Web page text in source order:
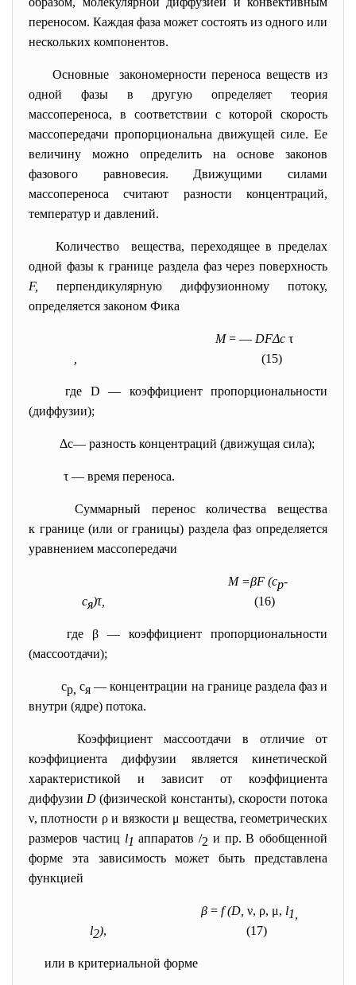
переносом. Каждая фаза может состоять из одного или
нескольких компонентов.
Основные закономерности переноса веществ из
одной фазы в другую определяет теория
массопереноса, в соответствии с которой скорость
массопередачи пропорциональна движущей силе. Ее
величину можно определить на основе законов
фазового равновесия. Движущими силами
массопереноса считают разности концентраций,
температур и давлений.
Количество вещества, переходящее в пределах
одной фазы к границе раздела фаз через поверхность
F, перпендикулярную диффузионному потоку,
определяется законом Фика
М= — DFΔс τ
(15)
где D — коэффициент пропорциональности
(диффузии);
Δс— разность концентраций (движущая сила);
τ — время переноса.
Суммарный перенос количества вещества
к границе (или or границы) раздела фаз определяется
уравнением массопередачи
М =βF(ср-
ся)τ, (16)
где β — коэффициент пропорциональности
(массоотдачи);
ср, ся — концентрации на границе раздела фаз и
внутри (ядре) потока.
Коэффициент массоотдачи в отличие от
коэффициента диффузии является кинетической
характеристикой и зависит от коэффициента
диффузии D(физической константы), скорости потока
ν, плотности ρ и вязкости μ вещества, геометрических
размеров частиц l1 аппаратов /2 и пр. В обобщенной
форме эта зависимость может быть представлена
функцией
β = f (D, ν, ρ, μ, l1,
l2), (17)
или в критериальной форме